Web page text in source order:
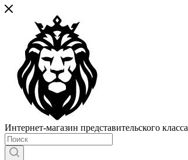
Интернет-магазин представительского класса